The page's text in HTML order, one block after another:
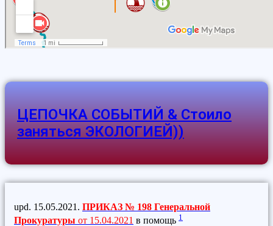
ЦЕПОЧКА СОБЫТИЙ & Стоило
заняться ЭКОЛОГИЕЙ))
upd. 15.05.2021. ПРИКАЗ № 198 Генеральной
Прокуратуры от 15.04.2021 в помощь 1